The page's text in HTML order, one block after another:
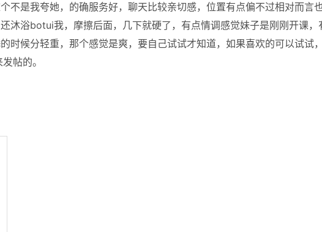
不是我夸她，的确服务好，聊天比较亲切感，位置有点偏不过相对而言
沐浴botui我，摩擦后面，几下就硬了，有点情调感觉妹子是刚刚开课，
时候分轻重，那个感觉是爽，要自己试试才知道，如果喜欢的可以试试
帖的。